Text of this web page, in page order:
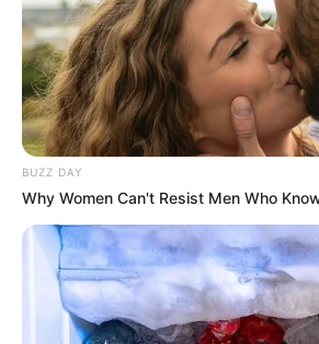
BUZZ DAY
Why Women Can't Resist Men Who